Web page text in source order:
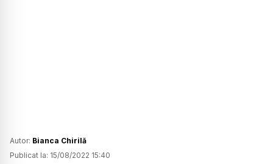
Autor: Bianca Chirilă
Publicat la: 15/08/2022 15:40